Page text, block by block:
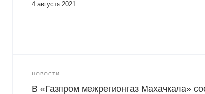
4 августа 2021
НОВОСТИ
В «Газпром межрегионгаз Махачкала»